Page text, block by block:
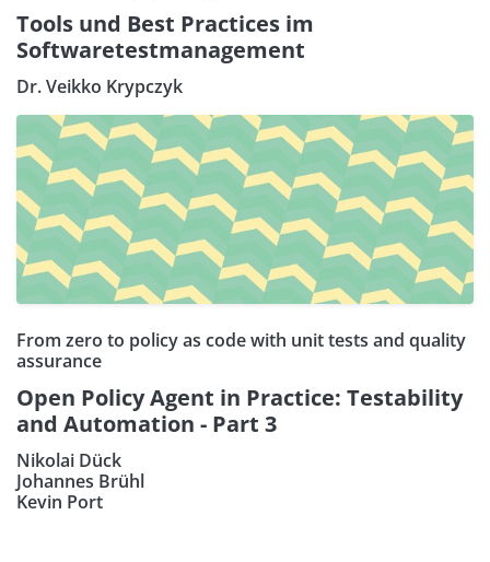
Tools und Best Practices im
Softwaretestmanagement
Dr. Veikko Krypczyk
From zero to policy as code with unit tests and quality
assurance
Open Policy Agent in Practice: Testability
and Automation - Part 3
Nikolai Dück
Johannes Brühl
Kevin Port